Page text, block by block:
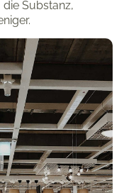
die Substanz,